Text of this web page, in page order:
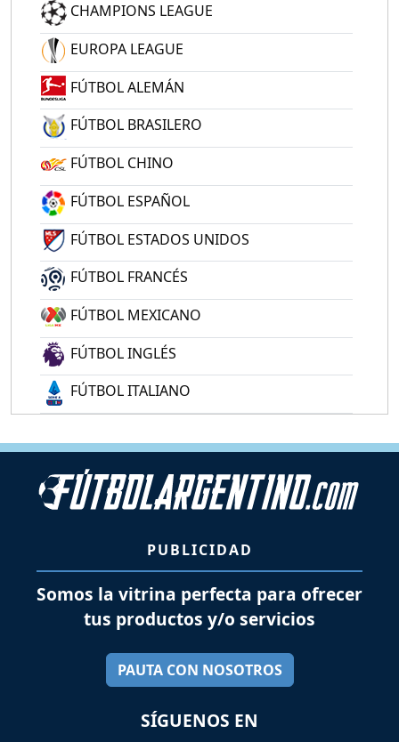
CHAMPIONS LEAGUE
EUROPA LEAGUE
FÚTBOL ALEMÁN
FÚTBOL BRASILERO
FÚTBOL CHINO
FÚTBOL ESPAÑOL
FÚTBOL ESTADOS UNIDOS
FÚTBOL FRANCÉS
FÚTBOL MEXICANO
FÚTBOL INGLÉS
FÚTBOL ITALIANO
PUBLICIDAD
Somos la vitrina perfecta para ofrecer
tus productos y/o servicios
PAUTA CON NOSOTROS
SÍGUENOS EN